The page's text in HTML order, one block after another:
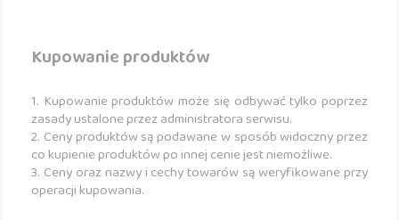
Kupowanie produktów
1. Kupowanie produktów może się odbywać tylko poprzez
zasady ustalone przez administratora serwisu.
2. Ceny produktów są podawane w sposób widoczny przez
co kupienie produktów po innej cenie jest niemożliwe.
3. Ceny oraz nazwy i cechy towarów są weryfikowane przy
operacji kupowania.